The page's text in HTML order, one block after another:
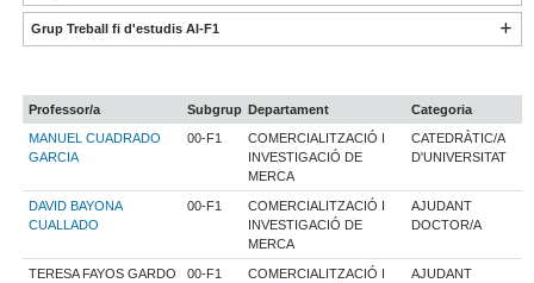
Grup Treball fi d'estudis AI-F1
Professor/a Subgrup Departament
Categoria
MANUEL CUADRADO
GARCIA
00-F1
COMERCIALITZACIÓ I
INVESTIGACIÓ DE
MERCA
CATEDRÀTIC/A
D'UNIVERSITAT
DAVID BAYONA
CUALLADO
00-F1
COMERCIALITZACIÓ I
INVESTIGACIÓ DE
MERCA
AJUDANT
DOCTOR/A
TERESA FAYOS GARDO 00-F1
COMERCIALITZACIÓ I
AJUDANT